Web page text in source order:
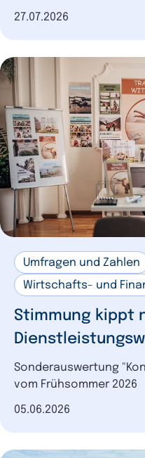
Datum der
27.07.2026
Umfragen und Zahlen
Wirtschafts- und
Stimmung kippt
Sonderauswertung
vom Frühsommer 2026
Datum der
05.06.2026